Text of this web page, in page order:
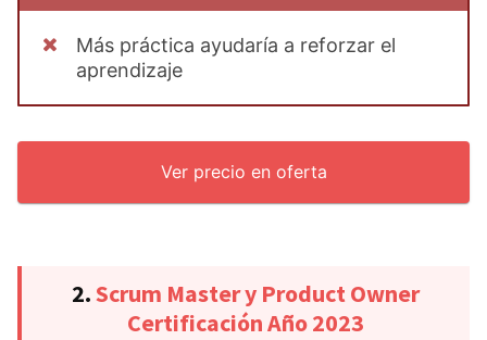
Más práctica ayudaría a reforzar el
aprendizaje
Ver precio en oferta
2.Scrum Master y Product Owner
Certificación Año 2023